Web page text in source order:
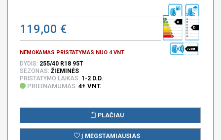
119,00 €
NEMOKAMAS PRISTATYMAS NUO 4 VNT.
B
D
72 DB
DYDIS: 255/40 R18 95T
SEZONAS: ŽIEMINĖS
PRISTATYMO LAIKAS: 1-2 D.D.
PRIEINAMUMAS: 4+ VNT.
PLAČIAU
Į MĖGSTAMIAUSIAS